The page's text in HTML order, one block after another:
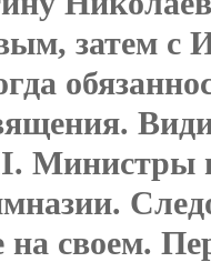
затем
Министры
на своем.